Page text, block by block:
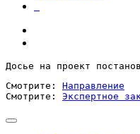
Досье на проект
Смотрите: Направление
Смотрите: Экспертное